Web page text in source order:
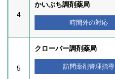
4
かいぶち調剤薬局
時間外の対応
5
クローバー調剤薬局
訪問薬剤管理指導